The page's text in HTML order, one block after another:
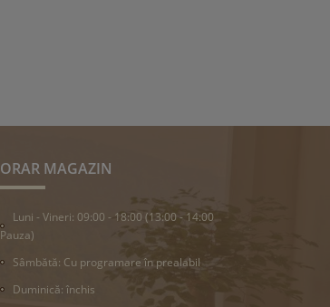
ORAR MAGAZIN
Luni - Vineri: 09:00 - 18:00 (13:00 - 14:00
Pauza)
Sâmbătă: Cu programare în prealabil
Duminică: închis